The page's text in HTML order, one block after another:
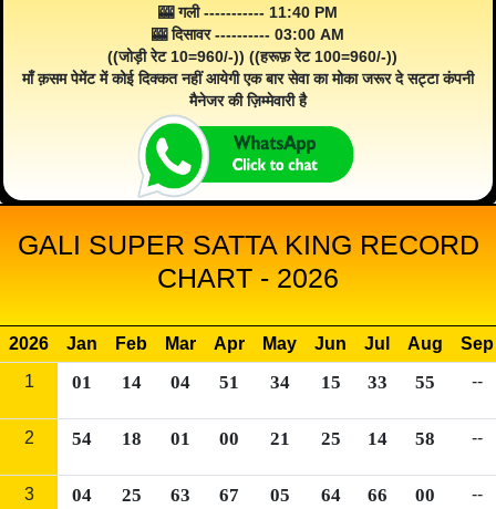
🎰 गली ----------- 11:40 PM
🎰 दिसावर ---------- 03:00 AM
((जोड़ी रेट 10=960/-)) ((हरूफ़ रेट 100=960/-))
माँ क़सम पेमेंट में कोई दिक्कत नहीं आयेगी एक बार सेवा का मोका जरूर दे सट्टा कंपनी
मैनेजर की ज़िम्मेवारी है
GALI SUPER SATTA KING RECORD
CHART - 2026
2026 Jan Feb Mar Apr May Jun Jul Aug
Sep
1
01 14 04 51 34 15 33 55 --
2 54 18 01 00 21 25 14 58 --
3 04 25 63 67 05 64 66 00 --